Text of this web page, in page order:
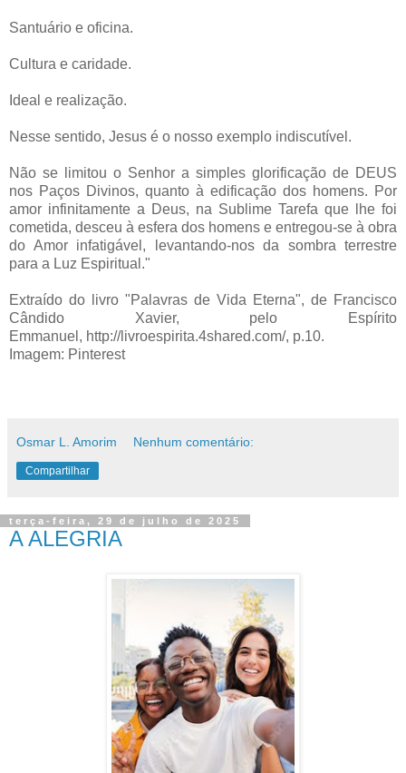
Santuário e oficina.
Cultura e caridade.
Ideal e realização.
Nesse sentido, Jesus é o nosso exemplo indiscutível.
Não se limitou o Senhor a simples glorificação de DEUS
nos Paços Divinos, quanto à edificação dos homens. Por
amor infinitamente a Deus, na Sublime Tarefa que lhe foi
cometida, desceu à esfera dos homens e entregou-se à obra
do Amor infatigável, levantando-nos da sombra terrestre
para a Luz Espiritual."
Extraído do livro "Palavras de Vida Eterna", de Francisco
Cândido Xavier, pelo Espírito
Emmanuel, http://livroespirita.4shared.com/, p.10.
Imagem: Pinterest
Osmar L. Amorim Nenhum comentário:
Compartilhar
terça-feira, 29 de julho de 2025
A ALEGRIA